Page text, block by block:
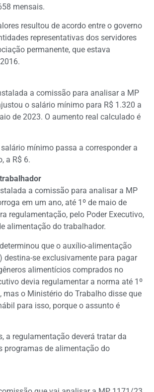
mensais.
resultou de acordo entre o governo
representativas dos servidores
permanente, que estava
a comissão para analisar a MP
o salário mínimo para R$ 1.320 a
de 2023. O aumento real calculado é
mínimo passa a corresponder a
a R$ 6.
a comissão para analisar a MP
em um ano, até 1º de maio de
regulamentação, pelo Poder Executivo,
alimentação do trabalhador.
determinou que o auxílio-alimentação
destina-se exclusivamente para pagar
alimentícios comprados no
devia regulamentar a norma até 1º
mas o Ministério do Trabalho disse que
para isso, porque o assunto é
a regulamentação deverá tratar da
programas de alimentação do